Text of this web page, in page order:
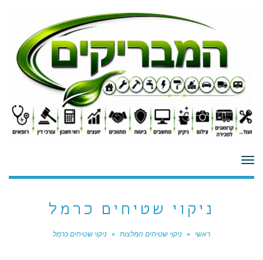
תפריט
ניקוי שטיחים כרמל
ראשי » ניקוי שטיחים המלצות » ניקוי שטיחים כרמל